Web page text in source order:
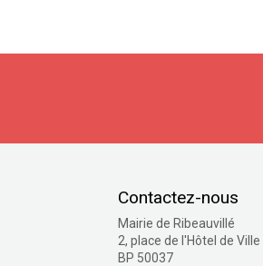
Contactez-nous
Mairie de Ribeauvillé
2, place de l'Hôtel de Ville
BP 50037